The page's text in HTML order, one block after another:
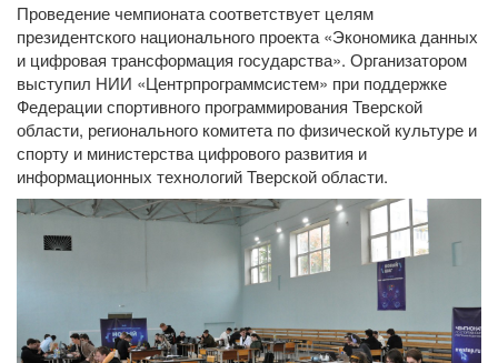
Проведение чемпионата соответствует целям
президентского национального проекта «Экономика данных
и цифровая трансформация государства». Организатором
выступил НИИ «Центрпрограммсистем» при поддержке
Федерации спортивного программирования Тверской
области, регионального комитета по физической культуре и
спорту и министерства цифрового развития и
информационных технологий Тверской области.